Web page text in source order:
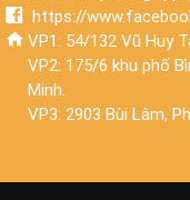
https://
VP1: 54/132 Vũ Huy
VP2: 175/6 khu phố
Minh.
VP3: 2903 Bùi Lâm,